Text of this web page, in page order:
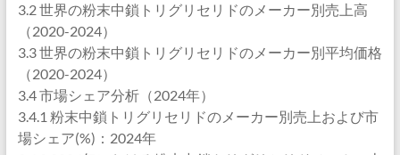
3.2 世界の粉末中鎖トリグリセリドのメーカー別売上高
（2020-2024）
3.3 世界の粉末中鎖トリグリセリドのメーカー別平均価格
（2020-2024）
3.4 市場シェア分析（2024年）
3.4.1 粉末中鎖トリグリセリドのメーカー別売上および市
場シェア(%)：2024年